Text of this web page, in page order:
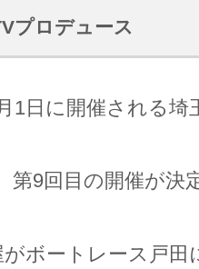
プロデュース
1日に開催される埼
第9回目の開催が決
ボートレース戸田